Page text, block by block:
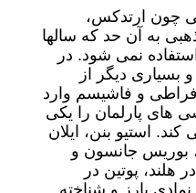
چون ارتدکس،
به آن حد که سالها
نمی شود. در
و بسیاری دیگر از
و فاشیسم وارد
پارلمان را یکی
استیو بنن، ایلان
بوریس جانسون و
هلند، پوتین در
بارز و شناخته